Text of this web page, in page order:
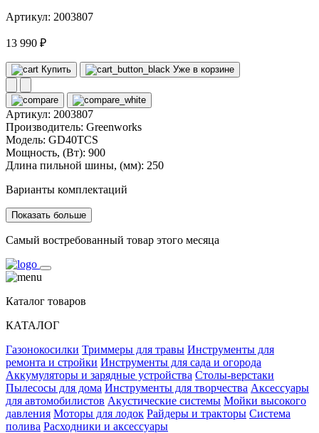
Артикул: 2003807
13 990 ₽
Купить Уже в корзине
Артикул: 2003807
Производитель: Greenworks
Модель: GD40TCS
Мощность, (Вт): 900
Длина пильной шины, (мм): 250
Варианты комплектаций
Показать больше
Самый востребованный товар этого месяца
Каталог товаров
КАТАЛОГ
Газонокосилки Триммеры для травы Инструменты для
ремонта и стройки Инструменты для сада и огорода
Аккумуляторы и зарядные устройства Столы-верстаки
Пылесосы для дома Инструменты для творчества Аксессуары
для автомобилистов Акустические системы Мойки высокого
давления Моторы для лодок Райдеры и тракторы Система
полива Расходники и аксессуары